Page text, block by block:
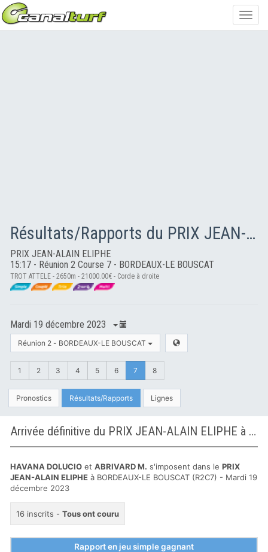
Résultats/Rapports du PRIX JEAN-ALAIN ELIPHE
PRIX JEAN-ALAIN ELIPHE
15:17 - Réunion 2 Course 7 - BORDEAUX-LE BOUSCAT
TROT ATTELE - 2650m - 21000.00€ - Corde à droite
Mardi 19 décembre 2023
Réunion 2 - BORDEAUX-LE BOUSCAT
1 2 3 4 5 6 7 8
Pronostics Résultats/Rapports Lignes
Arrivée définitive du PRIX JEAN-ALAIN ELIPHE à BORDEAUX-LE BOUSCAT
HAVANA DOLUCIO et ABRIVARD M. s'imposent dans le PRIX
JEAN-ALAIN ELIPHE à BORDEAUX-LE BOUSCAT (R2C7) - Mardi 19
décembre 2023
16 inscrits - Tous ont couru
Rapport en jeu simple gagnant